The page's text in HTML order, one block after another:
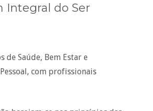
Integral do Ser
de Saúde, Bem Estar e
com profissionais